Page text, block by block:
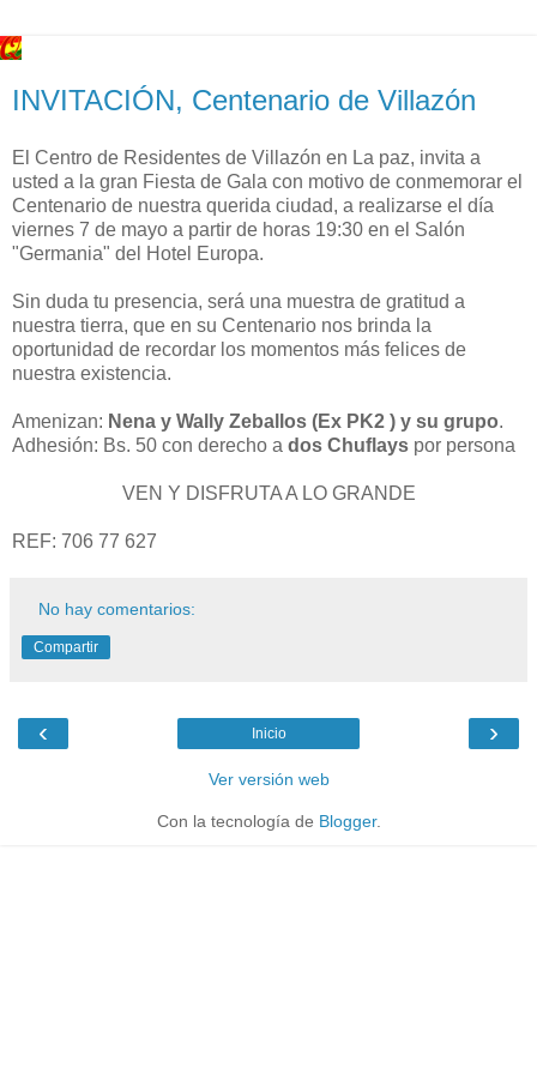
INVITACIÓN, Centenario de Villazón
El Centro de Residentes de Villazón en La paz, invita a
usted a la gran Fiesta de Gala con motivo de conmemorar el
Centenario de nuestra querida ciudad, a realizarse el día
viernes 7 de mayo a partir de horas 19:30 en el Salón
"Germania" del Hotel Europa.
Sin duda tu presencia, será una muestra de gratitud a
nuestra tierra, que en su Centenario nos brinda la
oportunidad de recordar los momentos más felices de
nuestra existencia.
Amenizan: Nena y Wally Zeballos (Ex PK2 ) y su grupo.
Adhesión: Bs. 50 con derecho a dos Chuflays por persona
VEN Y DISFRUTA A LO GRANDE
REF: 706 77 627
No hay comentarios:
Compartir
‹ ›
Inicio
Ver versión web
Con la tecnología de Blogger.